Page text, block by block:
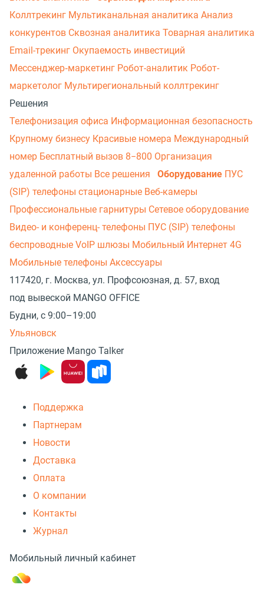
Коллтрекинг Мультиканальная аналитика Анализ
конкурентов Сквозная аналитика Товарная аналитика
Email-трекинг Окупаемость инвестиций
Мессенджер‑маркетинг Робот-аналитик Робот-
маркетолог Мультирегиональный коллтрекинг
Решения
Телефонизация офиса Информационная безопасность
Крупному бизнесу Красивые номера Международный
номер Бесплатный вызов 8−800 Организация
удаленной работы Все решения Оборудование ПУС
(SIP) телефоны стационарные Веб-камеры
Профессиональные гарнитуры Сетевое оборудование
Видео- и конференц- телефоны ПУС (SIP) телефоны
беспроводные VoIP шлюзы Мобильный Интернет 4G
Мобильные телефоны Аксессуары
117420, г. Москва, ул. Профсоюзная, д. 57, вход
под вывеской MANGO OFFICE
Будни, с 9:00–19:00
Ульяновск
Приложение Mango Talker
Поддержка
Партнерам
Новости
Доставка
Оплата
О компании
Контакты
Журнал
Мобильный личный кабинет